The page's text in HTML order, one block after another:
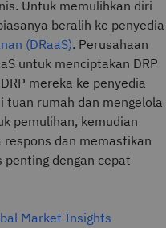
Untuk memulihkan diri
beralih ke penyedia
(DRaaS). Perusahaan
untuk menciptakan DRP
mereka ke penyedia
tuan rumah dan mengelola
pemulihan, kemudian
dan memastikan
dengan cepat
Market Insights